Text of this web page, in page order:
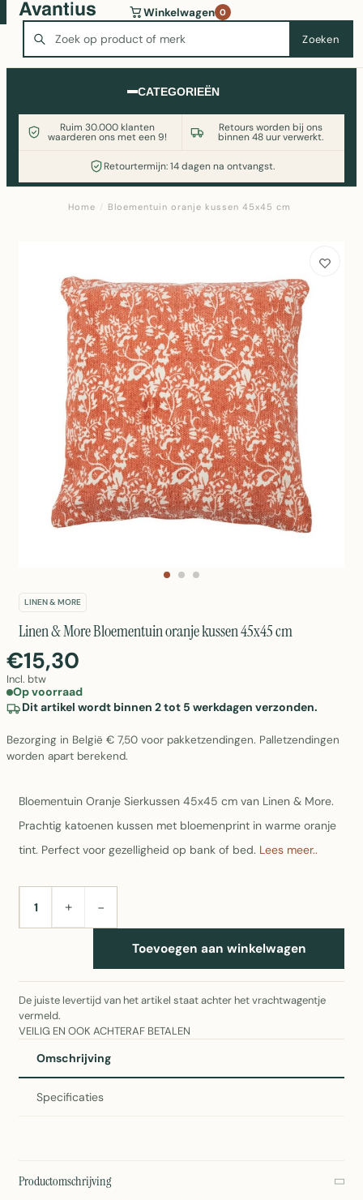
Zoeken
Winkelwagen 0
CATEGORIEËN
Ruim 30.000 klanten
waarderen ons met een 9!
Retours worden bij ons
binnen 48 uur verwerkt.
Retourtermijn: 14 dagen na ontvangst.
Wasmachine of koelkast nodig? Vergelijk alle prijzen op
Witgoedaanbod.nl
Home / Bloementuin oranje kussen 45x45 cm
LINEN & MORE
Linen & More Bloementuin oranje kussen 45x45 cm
€15,30
Incl. btw
Op voorraad
Dit artikel wordt binnen 2 tot 5 werkdagen verzonden.
Bezorging in België € 7,50 voor pakketzendingen. Palletzendingen
worden apart berekend.
Bloementuin Oranje Sierkussen 45x45 cm van Linen & More.
Prachtig katoenen kussen met bloemenprint in warme oranje
tint. Perfect voor gezelligheid op bank of bed. Lees meer..
AANTAL+ −
Toevoegen aan winkelwagen
De juiste levertijd van het artikel staat achter het vrachtwagentje
vermeld.
VEILIG EN OOK ACHTERAF BETALEN
Omschrijving
Specificaties
Productomschrijving